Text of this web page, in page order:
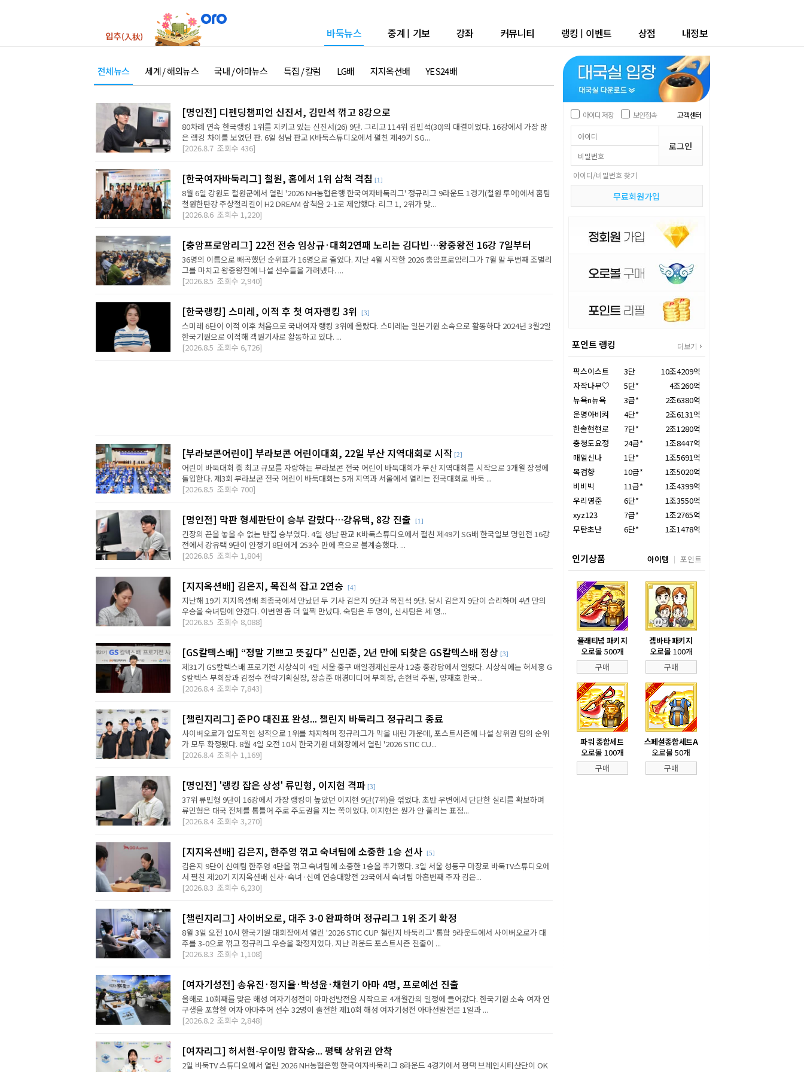
바둑뉴스 중계 | 기보 강좌 커뮤니티 랭킹 | 이벤트 상점 내정보
전체뉴스 세계 / 해외뉴스 국내 / 아마뉴스 특집 / 칼럼 LG배 지지옥션배 YES24배
[명인전] 디펜딩챔피언 신진서, 김민석 꺾고 8강으로
80차례 연속 한국랭킹 1위를 지키고 있는 신진서(26) 9단. 그리고 114위 김민석(30)의 대결이었다. 16강에서 가장 많
은 랭킹 차이를 보였던 판. 6일 성남 판교 K바둑스튜디오에서 펼친 제49기 SG...
[2026.8.7 조회수 436]
[한국여자바둑리그] 철원, 홈에서 1위 삼척 격침 [1]
8월 6일 강원도 철원군에서 열린 '2026 NH농협은행 한국여자바둑리그' 정규리그 9라운드 1경기(철원 투어)에서 홈팀
철원한탄강 주상절리길이 H2 DREAM 삼척을 2-1로 제압했다. 리그 1, 2위가 맞...
[2026.8.6 조회수 1,220]
[충암프로암리그] 22전 전승 임상규·대회2연패 노리는 김다빈…왕중왕전 16강 7일부터
36명의 이름으로 빼곡했던 순위표가 16명으로 줄었다. 지난 4월 시작한 2026 충암프로암리그가 7월 말 두번째 조별리
그를 마치고 왕중왕전에 나설 선수들을 가려냈다. ...
[2026.8.5 조회수 2,940]
[한국랭킹] 스미레, 이적 후 첫 여자랭킹 3위 [3]
스미레 6단이 이적 이후 처음으로 국내여자 랭킹 3위에 올랐다. 스미레는 일본기원 소속으로 활동하다 2024년 3월2일
한국기원으로 이적해 객원기사로 활동하고 있다. ...
[2026.8.5 조회수 6,726]
[부라보콘어린이] 부라보콘 어린이대회, 22일 부산 지역대회로 시작 [2]
어린이 바둑대회 중 최고 규모를 자랑하는 부라보콘 전국 어린이 바둑대회가 부산 지역대회를 시작으로 3개월 장정에
돌입한다. 제3회 부라보콘 전국 어린이 바둑대회는 5개 지역과 서울에서 열리는 전국대회로 바둑 ...
[2026.8.5 조회수 700]
[명인전] 막판 형세판단이 승부 갈랐다…강유택, 8강 진출 [1]
긴장의 끈을 놓을 수 없는 반집 승부였다. 4일 성남 판교 K바둑스튜디오에서 펼친 제49기 SG배 한국일보 명인전 16강
전에서 강유택 9단이 안정기 8단에게 253수 만에 흑으로 불계승했다. ...
[2026.8.5 조회수 1,804]
[지지옥션배] 김은지, 목진석 잡고 2연승 [4]
지난해 19기 지지옥션배 최종국에서 만났던 두 기사 김은지 9단과 목진석 9단. 당시 김은지 9단이 승리하며 4년 만의
우승을 숙녀팀에 안겼다. 이번엔 좀 더 일찍 만났다. 숙팀은 두 명이, 신사팀은 세 명...
[2026.8.5 조회수 8,088]
[GS칼텍스배] “정말 기쁘고 뜻깊다” 신민준, 2년 만에 되찾은 GS칼텍스배 정상 [3]
제31기 GS칼텍스배 프로기전 시상식이 4일 서울 중구 매일경제신문사 12층 중강당에서 열렸다. 시상식에는 허세홍 G
S칼텍스 부회장과 김정수 전략기획실장, 장승준 매경미디어 부회장, 손현덕 주필, 양재호 한국...
[2026.8.4 조회수 7,843]
[챌린지리그] 준PO 대진표 완성... 챌린지 바둑리그 정규리그 종료
사이버오로가 압도적인 성적으로 1위를 차지하며 정규리그가 막을 내린 가운데, 포스트시즌에 나설 상위권 팀의 순위
가 모두 확정됐다. 8월 4일 오전 10시 한국기원 대회장에서 열린 '2026 STIC CU...
[2026.8.4 조회수 1,169]
[명인전] '랭킹 잡은 상성' 류민형, 이지현 격파 [3]
37위 류민형 9단이 16강에서 가장 랭킹이 높았던 이지현 9단(7위)을 꺾었다. 초반 우변에서 단단한 실리를 확보하며
류민형은 대국 전체를 통틀어 주로 주도권을 지는 쪽이었다. 이지현은 뭔가 안 풀리는 표정...
[2026.8.4 조회수 3,270]
[지지옥션배] 김은지, 한주영 꺾고 숙녀팀에 소중한 1승 선사 [5]
김은지 9단이 신예팀 한주영 4단을 꺾고 숙녀팀에 소중한 1승을 추가했다. 3일 서울 성동구 마장로 바둑TV스튜디오에
서 펼친 제20기 지지옥션배 신사·숙녀·신예 연승대항전 23국에서 숙녀팀 아홉번째 주자 김은...
[2026.8.3 조회수 6,230]
[챌린지리그] 사이버오로, 대주 3-0 완파하며 정규리그 1위 조기 확정
8월 3일 오전 10시 한국기원 대회장에서 열린 '2026 STIC CUP 챌린지 바둑리그' 통합 9라운드에서 사이버오로가 대
주를 3-0으로 꺾고 정규리그 우승을 확정지었다. 지난 라운드 포스트시즌 진출이 ...
[2026.8.3 조회수 1,108]
[여자기성전] 송유진·정지율·박성윤·채현기 아마 4명, 프로예선 진출
올해로 10회째를 맞은 해성 여자기성전이 아마선발전을 시작으로 4개월간의 일정에 들어갔다. 한국기원 소속 여자 연
구생을 포함한 여자 아마추어 선수 32명이 출전한 제10회 해성 여자기성전 아마선발전은 1일과 ...
[2026.8.2 조회수 2,848]
[여자리그] 허서현-우이밍 합작승... 평택 상위권 안착
2일 바둑TV 스튜디오에서 열린 2026 NH농협은행 한국여자바둑리그 8라운드 4경기에서 평택 브레인시티산단이 OK
아이디 저장 보안접속 고객센터
아이디/비밀번호 찾기
무료회원가입
포인트 랭킹 더보기
팍스이스트 3단
10조4209억
자작나무♡
5단*
4조260억
뉴욕n뉴욕
3급*
2조6380억
운명아비켜
4단*
2조6131억
한솔현현로
7단*
2조1280억
충청도요정
24급*
1조8447억
매일신나
1단*
1조5691억
목검향
10급*
1조5020억
비비빅
11급*
1조4399억
우리영준
6단*
1조3550억
xyz123
7급*
1조2765억
무탄초난
6단* 1조1478억
인기상품 아이템 포인트
플래티넘 패키지
오로볼 500개
구매
겜바타 패키지
오로볼 100개
구매
파워 종합세트
오로볼 100개
구매
스페셜종합세트A
오로볼 50개
구매